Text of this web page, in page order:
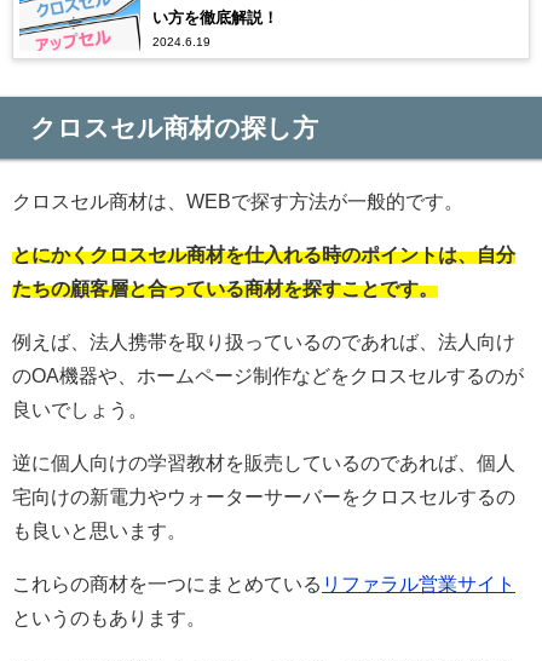
い方を徹底解説！
2024.6.19
クロスセル商材の探し方
クロスセル商材は、WEBで探す方法が一般的です。
とにかくクロスセル商材を仕入れる時のポイントは、自分
たちの顧客層と合っている商材を探すことです。
例えば、法人携帯を取り扱っているのであれば、法人向け
のOA機器や、ホームページ制作などをクロスセルするのが
良いでしょう。
逆に個人向けの学習教材を販売しているのであれば、個人
宅向けの新電力やウォーターサーバーをクロスセルするの
も良いと思います。
これらの商材を一つにまとめている リファラル営業サイト
というのもあります。